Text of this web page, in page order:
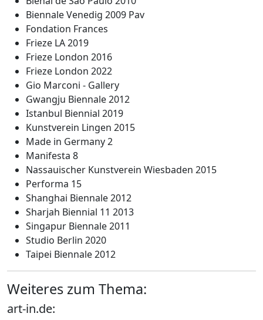
Biennale Venedig 2009 Pav
Fondation Frances
Frieze LA 2019
Frieze London 2016
Frieze London 2022
Gio Marconi - Gallery
Gwangju Biennale 2012
Istanbul Biennial 2019
Kunstverein Lingen 2015
Made in Germany 2
Manifesta 8
Nassauischer Kunstverein Wiesbaden 2015
Performa 15
Shanghai Biennale 2012
Sharjah Biennial 11 2013
Singapur Biennale 2011
Studio Berlin 2020
Taipei Biennale 2012
Weiteres zum Thema:
art-in.de: